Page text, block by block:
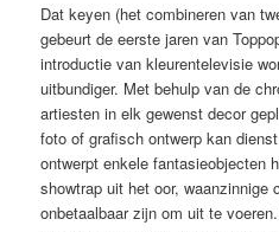
Dat keyen (het combineren van
gebeurt de eerste jaren van
introductie van kleurentelevisie
uitbundiger. Met behulp van de
artiesten in elk gewenst decor
foto of grafisch ontwerp kan
ontwerpt enkele fantasieobjecten
showtrap uit het oor, waanzinnige
onbetaalbaar zijn om uit te